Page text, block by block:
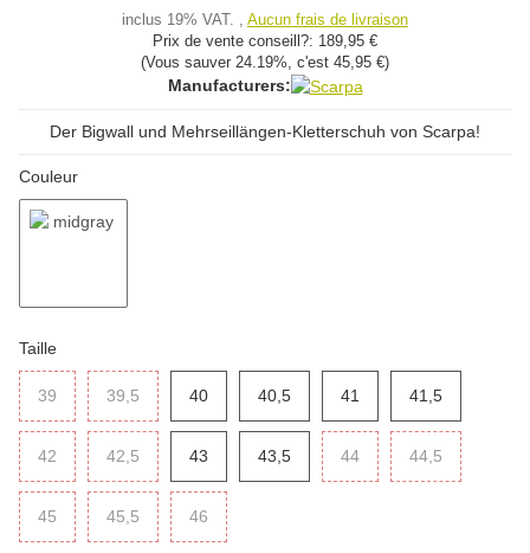
inclus 19% VAT. , Aucun frais de livraison
Prix ​​de vente conseill?: 189,95 €
(Vous sauver 24.19%, c'est 45,95 €)
Manufacturers:
Der Bigwall und Mehrseillängen-Kletterschuh von Scarpa!
Couleur
Taille
39 39 39,5 39,5 4040 40,540,5 41 41,541,5
42 42 42,5 42,5 43 43,543,5 4444 44,5 44,5
45 45 45,5 45,5 46 46